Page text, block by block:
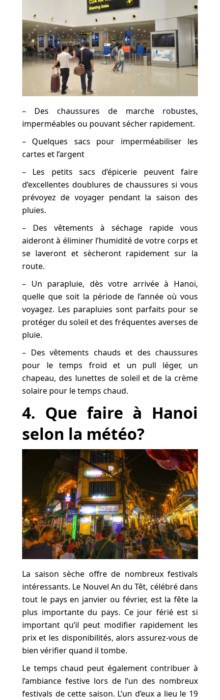
– Des chaussures de marche robustes,
imperméables ou pouvant sécher rapidement.
– Quelques sacs pour imperméabiliser les
cartes et l’argent
– Les petits sacs d’épicerie peuvent faire
d’excellentes doublures de chaussures si vous
prévoyez de voyager pendant la saison des
pluies.
– Des vêtements à séchage rapide vous
aideront à éliminer l’humidité de votre corps et
se laveront et sècheront rapidement sur la
route.
– Un parapluie, dès votre arrivée à Hanoï,
quelle que soit la période de l’année où vous
voyagez. Les parapluies sont parfaits pour se
protéger du soleil et des fréquentes averses de
pluie.
– Des vêtements chauds et des chaussures
pour le temps froid et un pull léger, un
chapeau, des lunettes de soleil et de la crème
solaire pour le temps chaud.
4. Que faire à Hanoi
selon la météo?
La saison sèche offre de nombreux festivals
intéressants. Le Nouvel An du Têt, célébré dans
tout le pays en janvier ou février, est la fête la
plus importante du pays. Ce jour férié est si
important qu’il peut modifier rapidement les
prix et les disponibilités, alors assurez-vous de
bien vérifier quand il tombe.
Le temps chaud peut également contribuer à
l’ambiance festive lors de l’un des nombreux
festivals de cette saison. L’un d’eux a lieu le 19